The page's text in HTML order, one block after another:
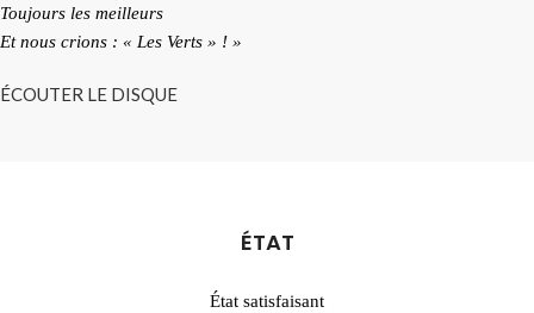
Toujours les meilleurs
Et nous crions : « Les Verts » ! »
ÉCOUTER LE DISQUE
ÉTAT
État satisfaisant